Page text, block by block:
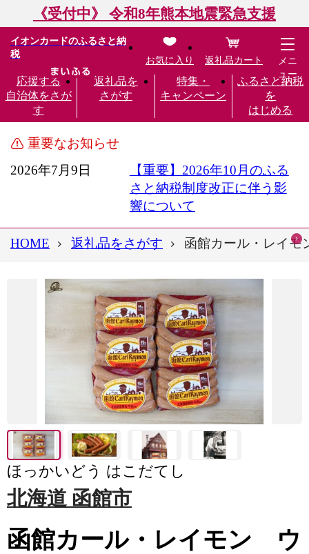
《受付中》 令和8年熊本地震緊急支援
イオンカードのふるさと納
税
応援する
自治体をさが
す
返礼品を
さがす
特集・
キャンペーン
ふるさと納税
を
はじめる
お気に入り 返礼品カート
メニ
ュー
重要なお知らせ
2026年7月9日
【重要】2026年10月のふる
さと納税制度改正に伴う影
響について
HOME 返礼品をさがす 函館カール・レイ
ほっかいどう はこだてし
北海道 函館市
函館カール・レイモン ウ